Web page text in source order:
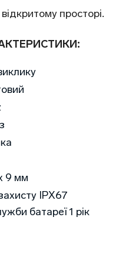
просторі.
9 мм
IPX67
батареї 1 рік